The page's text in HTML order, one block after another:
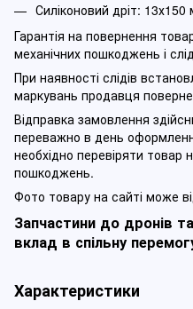
Силіконовий дріт: 13х150
Гарантія на повернення
механічних пошкоджень і
При наявності слідів
маркувань продавця
Відправка замовлення
переважно в день
необхідно перевіряти товар
пошкоджень.
Фото товару на сайті може
Запчастини до дронів
вклад в спільну
Характеристики